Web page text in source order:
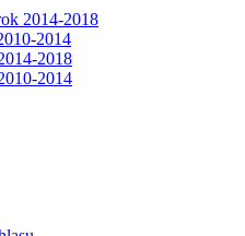
2014-2018
2014
2018
2014